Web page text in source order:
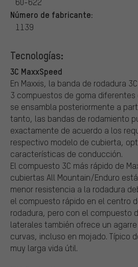
Número de fabricante:
1139
Tecnologías:
3C MaxxSpeed
En Maxxis, la banda de rodadura
3 compuestos de goma diferentes
se ensambla posteriormente a
tanto, las bandas de rodamiento
exactamente de acuerdo a los
respectivo modelo de cubierta,
características de conducción.
El compuesto 3C más rápido de
cubiertas All Mountain/Enduro
menor resistencia a la rodadura
el compuesto rápido en el centro
rodadura, pero con el compuesto
laterales también ofrece un
curvas, incluso en mojado. Típico
muy larga vida útil.